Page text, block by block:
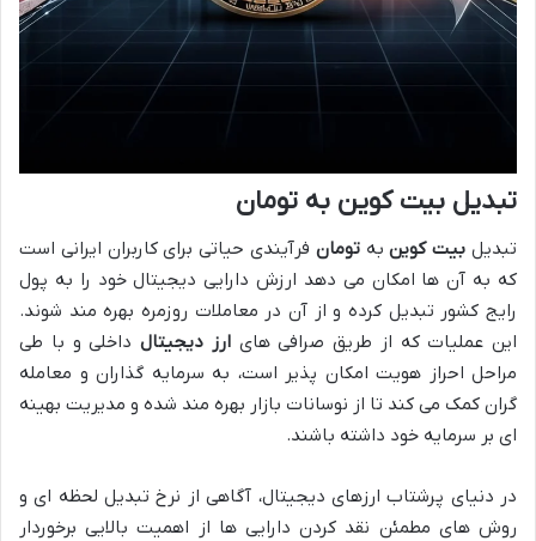
تبدیل بیت کوین به تومان
تبدیل بیت کوینبهتومان فرآیندی حیاتی برای کاربران ایرانی است
که به آن ها امکان می دهد ارزش دارایی دیجیتال خود را به پول
رایج کشور تبدیل کرده و از آن در معاملات روزمره بهره مند شوند.
این عملیات که از طریق صرافی هایارز دیجیتال داخلی و با طی
مراحل احراز هویت امکان پذیر است، به سرمایه گذاران و معامله
گران کمک می کند تا از نوسانات بازار بهره مند شده و مدیریت بهینه
ای بر سرمایه خود داشته باشند.
در دنیای پرشتاب ارزهای دیجیتال، آگاهی از نرخ تبدیل لحظه ای و
روش های مطمئن نقد کردن دارایی ها از اهمیت بالایی برخوردار